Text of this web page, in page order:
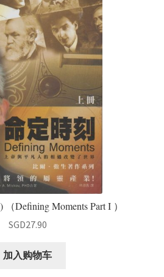
Defining Moments Part I ）
SGD27.90
加入购物车